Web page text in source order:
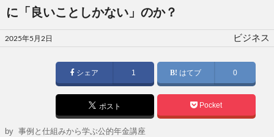
に「良いことしかない」のか？
投
稿
2025年5月2日 ビジネス
シェア 1 はてブ 0
ポスト Pocket
by事例と仕組みから学ぶ公的年金講座